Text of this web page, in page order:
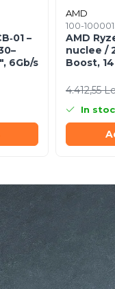
–
6Gb/s
AMD
100-
AMD
nuclee /
Boost,
4.412,55
In stoc